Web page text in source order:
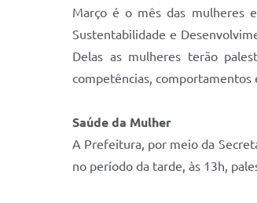
Março é o mês das mulheres
Sustentabilidade e
Delas as mulheres terão
competências,
Saúde da Mulher
A Prefeitura, por meio da
no período da tarde, às 13h,